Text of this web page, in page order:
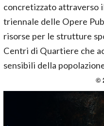
concretizzato attraverso
triennale delle Opere
risorse per le strutture
Centri di Quartiere che
sensibili della
©